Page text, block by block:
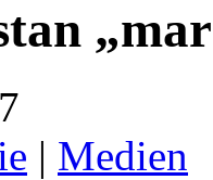
| Medien